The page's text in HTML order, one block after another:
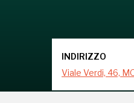
INDIRIZZO
Viale Verdi, 46,